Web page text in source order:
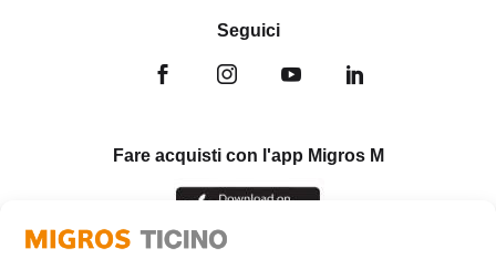
Seguici
Fare acquisti con l'app Migros M